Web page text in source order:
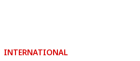
INTERNATIONAL